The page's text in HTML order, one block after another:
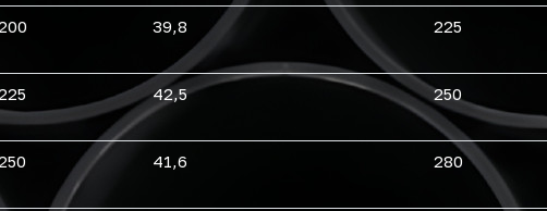
39,8 225
42,5 250
41,6 280